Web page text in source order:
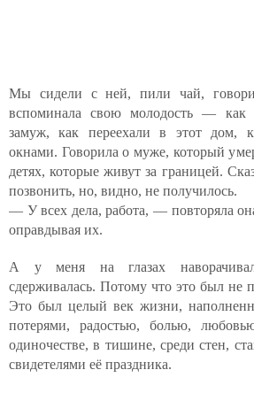
Мы сидели с ней, пили чай,
вспоминала свою молодость —
замуж, как переехали в этот дом,
окнами. Говорила о муже, который
детях, которые живут за границей.
позвонить, но, видно, не получилось.
— У всех дела, работа, — повторяла
оправдывая их.
А у меня на глазах
сдерживалась. Потому что это был не
Это был целый век жизни,
потерями, радостью, болью,
одиночестве, в тишине, среди стен,
свидетелями её праздника.